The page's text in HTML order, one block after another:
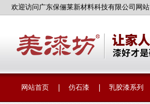
欢迎访问广东保俪莱新材料科技有限公司网站
网站首页 仿石漆 乳胶漆系列